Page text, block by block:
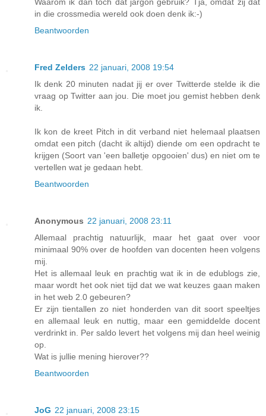
in die crossmedia wereld ook doen denk ik:-)
Beantwoorden
Fred Zelders 22 januari, 2008 19:54
Ik denk 20 minuten nadat jij er over Twitterde stelde ik die
vraag op Twitter aan jou. Die moet jou gemist hebben denk
ik.
Ik kon de kreet Pitch in dit verband niet helemaal plaatsen
omdat een pitch (dacht ik altijd) diende om een opdracht te
krijgen (Soort van 'een balletje opgooien' dus) en niet om te
vertellen wat je gedaan hebt.
Beantwoorden
Anonymous 22 januari, 2008 23:11
Allemaal prachtig natuurlijk, maar het gaat over voor
minimaal 90% over de hoofden van docenten heen volgens
mij.
Het is allemaal leuk en prachtig wat ik in de edublogs zie,
maar wordt het ook niet tijd dat we wat keuzes gaan maken
in het web 2.0 gebeuren?
Er zijn tientallen zo niet honderden van dit soort speeltjes
en allemaal leuk en nuttig, maar een gemiddelde docent
verdrinkt in. Per saldo levert het volgens mij dan heel weinig
op.
Wat is jullie mening hierover??
Beantwoorden
JoG 22 januari, 2008 23:15